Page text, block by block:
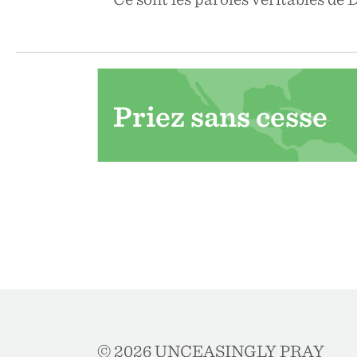
Priez sans cesse
© 2026 UNCEASINGLY PRAY